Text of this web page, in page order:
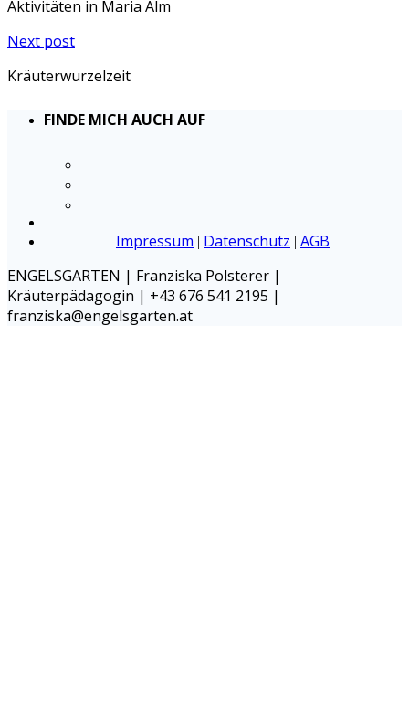
Aktivitäten in Maria Alm
Next post
Kräuterwurzelzeit
FINDE MICH AUCH AUF
Impressum | Datenschutz | AGB
ENGELSGARTEN | Franziska Polsterer |
Kräuterpädagogin | +43 676 541 2195 |
franziska@engelsgarten.at